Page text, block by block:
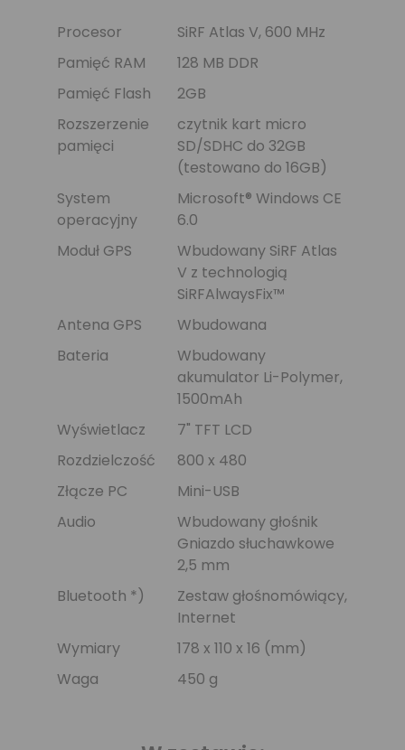
Procesor
SiRF Atlas V, 600 MHz
Pamięć RAM
128 MB DDR
Pamięć Flash
2GB
Rozszerzenie
pamięci
czytnik kart micro
SD/SDHC do 32GB
(testowano do 16GB)
System
operacyjny
Microsoft® Windows CE
6.0
Moduł GPS
Wbudowany SiRF Atlas
V z technologią
SiRFAlwaysFix™
Antena GPS
Wbudowana
Bateria
Wbudowany
akumulator Li-Polymer,
1500mAh
Wyświetlacz
7" TFT LCD
Rozdzielczość
800 x 480
Złącze PC
Mini-USB
Audio
Wbudowany głośnik
Gniazdo słuchawkowe
2,5 mm
Bluetooth *)
Zestaw głośnomówiący,
Internet
Wymiary
178 x 110 x 16 (mm)
Waga
450 g